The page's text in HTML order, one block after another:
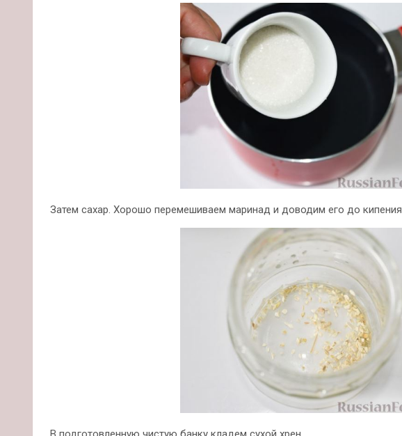
Затем сахар. Хорошо перемешиваем маринад и доводим его до кипения.